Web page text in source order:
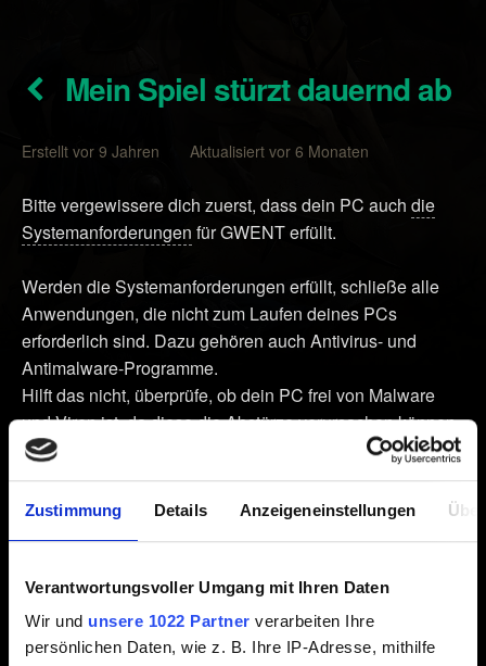
Zustimmung Details Anzeigeneinstellungen
Verantwortungsvoller Umgang mit Ihren Daten
Wir und unsere 1022 Partner verarbeiten Ihre
persönlichen Daten, wie z. B. Ihre IP-Adresse, mithilfe
Mein Spiel stürzt dauernd ab
Erstellt vor 9 Jahren Aktualisiert vor 6 Monaten
Bitte vergewissere dich zuerst, dass dein PC auch die
Systemanforderungen für GWENT erfüllt.
Werden die Systemanforderungen erfüllt, schließe alle
Anwendungen, die nicht zum Laufen deines PCs
erforderlich sind. Dazu gehören auch Antivirus- und
Antimalware-Programme.
Hilft das nicht, überprüfe, ob dein PC frei von Malware
und Viren ist, da diese die Abstürze verursachen können.
Du kannst auch die Spieldateien, wie hier beschrieben,
verifizieren.
Treiber neu. Das geht folgendermaßen:
1. Lade die neuesten Treiber für deine Grafikkarte